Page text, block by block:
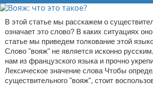
В этой статье мы расскажем о
означает это слово? В каких ситуациях
статье мы приведем толкование этой
Слово "вояж" не является исконно
нам из французского языка и прочно
Лексическое значение слова Чтобы
существительного "вояж", стоит